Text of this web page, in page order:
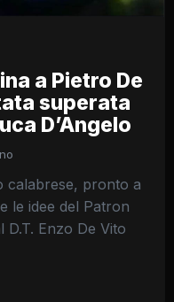
a Pietro De
superata
D’Angelo
calabrese, pronto a
le idee del Patron
Enzo De Vito